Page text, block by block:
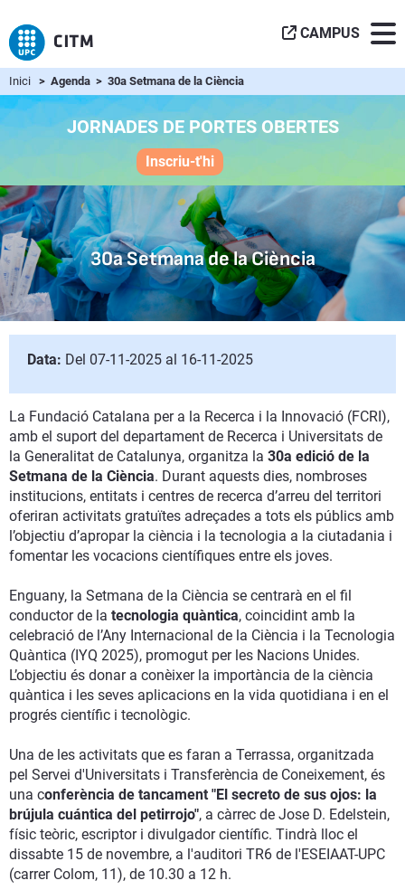
CAMPUS
Inici > Agenda > 30a Setmana de la Ciència
JORNADES DE PORTES OBERTES
Inscriu-t'hi
30a Setmana de la Ciència
Data: Del 07-11-2025 al 16-11-2025
La Fundació Catalana per a la Recerca i la Innovació (FCRI),
amb el suport del departament de Recerca i Universitats de
la Generalitat de Catalunya, organitza la 30a edició de la
Setmana de la Ciència. Durant aquests dies, nombroses
institucions, entitats i centres de recerca d’arreu del territori
oferiran activitats gratuïtes adreçades a tots els públics amb
l’objectiu d’apropar la ciència i la tecnologia a la ciutadania i
fomentar les vocacions científiques entre els joves.
Enguany, la Setmana de la Ciència se centrarà en el fil
conductor de la tecnologia quàntica, coincidint amb la
celebració de l’Any Internacional de la Ciència i la Tecnologia
Quàntica (IYQ 2025), promogut per les Nacions Unides.
L’objectiu és donar a conèixer la importància de la ciència
quàntica i les seves aplicacions en la vida quotidiana i en el
progrés científic i tecnològic.
Una de les activitats que es faran a Terrassa, organitzada
pel Servei d'Universitats i Transferència de Coneixement, és
una conferència de tancament "El secreto de sus ojos: la
brújula cuántica del petirrojo", a càrrec de Jose D. Edelstein,
físic teòric, escriptor i divulgador científic. Tindrà lloc el
dissabte 15 de novembre, a l'auditori TR6 de l'ESEIAAT-UPC
(carrer Colom, 11), de 10.30 a 12 h.